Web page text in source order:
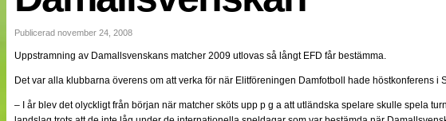
NÄTverket
Nyheter
Lagen
Publicerad november 24, 2008
Uppstramning av Damallsvenskans matcher 2009 utlovas så långt EFD får bestämma.
Det var alla klubbarna överens om att verka för när Elitföreningen Damfotboll hade höstkonferens i
– I år blev det olyckligt från början när matcher sköts upp p g a att utländska spelare skulle spela